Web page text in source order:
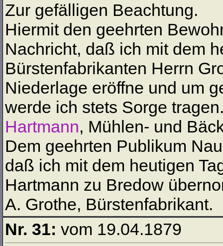
Zur gefälligen Beachtung.
Hiermit den geehrten
Nachricht, daß ich mit dem
Bürstenfabrikanten Herrn
Niederlage eröffne und um
werde ich stets Sorge
Hartmann, Mühlen- und
Dem geehrten Publikum
daß ich mit dem heutigen
Hartmann zu Bredow
A. Grothe, Bürstenfabrikant.
Nr. 31: vom 19.04.1879